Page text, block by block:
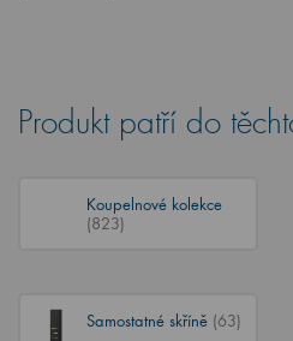
Produkt patří do
Koupelnové kolekce
(823)
Samostatné skříně (63)